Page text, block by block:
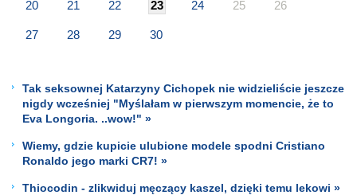
20 21 22 23 24 25 26
27 28 29 30
Tak seksownej Katarzyny Cichopek nie widzieliście jeszcze
nigdy wcześniej "Myślałam w pierwszym momencie, że to
Eva Longoria. ..wow!" »
Wiemy, gdzie kupicie ulubione modele spodni Cristiano
Ronaldo jego marki CR7! »
Thiocodin - zlikwiduj męczący kaszel, dzięki temu lekowi »